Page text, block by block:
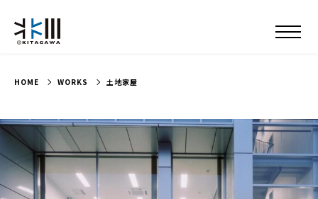
ABOUT US
INFO
HOME WORKS 土地家屋